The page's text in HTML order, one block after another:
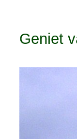
Geniet